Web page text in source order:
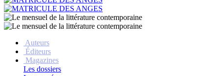
Auteurs
Éditeurs
Magazines
Les dossiers